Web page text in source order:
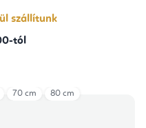
szállítunk
tól
70 cm 80 cm